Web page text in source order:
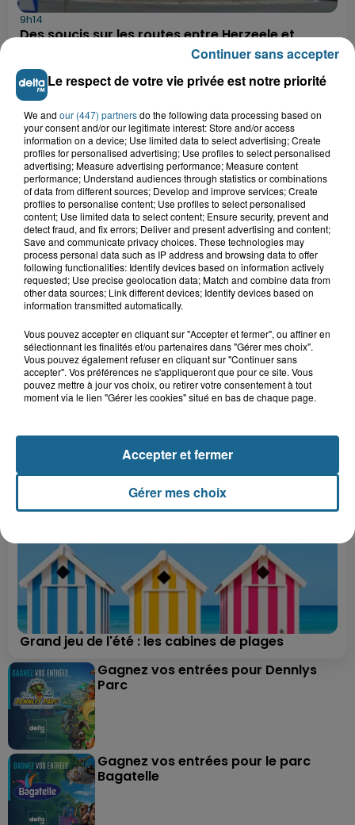
9h14
Des soucis sur les routes entre Herzeele et
9h03
Un homme de 50 ans gravement
7h21
Samer : deux adolescents de 14 et 15
ans grièvement blessés dans un...
8 août 2026
Âgée de 54 ans, une femme se blesse
dans un accident de trottinette...
A GAGNER
Grand jeu de l'été : les cabines de plages
Gagnez vos entrées pour Dennlys
Parc
Gagnez vos entrées pour le parc
Bagatelle
Le respect de votre vie privée est notre priorité
We and our (447) partnersdo the following data processing based on
your consent and/or our legitimate interest: Store and/or access
information on a device; Use limited data to select advertising; Create
profiles for personalised advertising; Use profiles to select personalised
advertising; Measure advertising performance; Measure content
performance; Understand audiences through statistics or combinations
of data from different sources; Develop and improve services; Create
profiles to personalise content; Use profiles to select personalised
content; Use limited data to select content; Ensure security, prevent and
detect fraud, and fix errors; Deliver and present advertising and content;
Save and communicate privacy choices. These technologies may
process personal data such as IP address and browsing data to offer
following functionalities: Identify devices based on information actively
requested; Use precise geolocation data; Match and combine data from
other data sources; Link different devices; Identify devices based on
information transmitted automatically.
Vous pouvez accepter en cliquant sur "Accepter et fermer", ou affiner en
sélectionnant les finalités et/ou partenaires dans "Gérer mes choix".
Vous pouvez également refuser en cliquant sur "Continuer sans
accepter". Vos préférences ne s'appliqueront que pour ce site. Vous
pouvez mettre à jour vos choix, ou retirer votre consentement à tout
moment via le lien "Gérer les cookies" situé en bas de chaque page.
Gérer mes choix
Accepter et fermer
Continuer sans accepter